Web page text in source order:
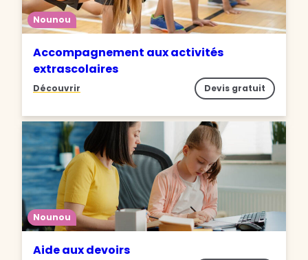
Nounou
Accompagnement aux activités
extrascolaires
Découvrir Devis gratuit
Nounou
Aide aux devoirs